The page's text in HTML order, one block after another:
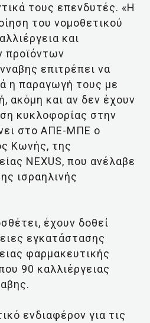
τους επενδυτές. «Η
του νομοθετικού
και
προϊόντων
επιτρέπει να
η παραγωγή τους με
ακόμη και αν δεν έχουν
κυκλοφορίας στην
στο ΑΠΕ-ΜΠΕ ο
Κωνής, της
NEXUS, που ανέλαβε
ισραηλινής
έχουν δοθεί
εγκατάστασης
φαρμακευτικής
90 καλλιέργειας
ενδιαφέρον για τις